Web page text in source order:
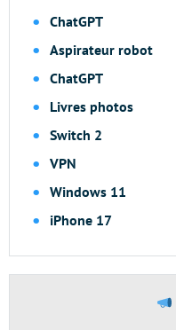
ChatGPT
Aspirateur robot
ChatGPT
Livres photos
Switch 2
VPN
Windows 11
iPhone 17